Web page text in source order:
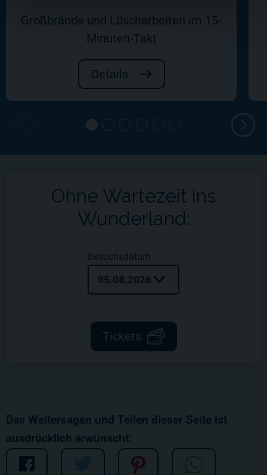
Großbrände und Löscharbeiten im 15-
Minuten-Takt
Details
Ohne Wartezeit ins
Wunderland:
Besuchsdatum
05.08.2026
Tickets
Das Weitersagen und Teilen dieser Seite ist
ausdrücklich erwünscht: